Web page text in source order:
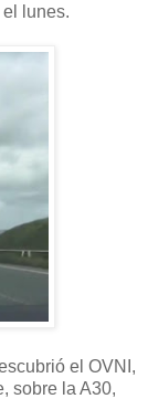
lunes.
el OVNI,
sobre la A30,